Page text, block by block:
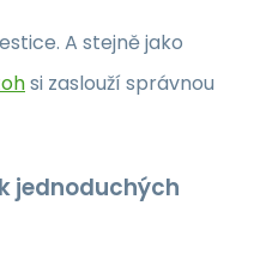
A stejně jako
si zaslouží správnou
jednoduchých